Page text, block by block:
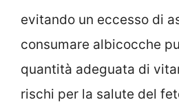
evitando un eccesso di
consumare albicocche
quantità adeguata di
rischi per la salute del